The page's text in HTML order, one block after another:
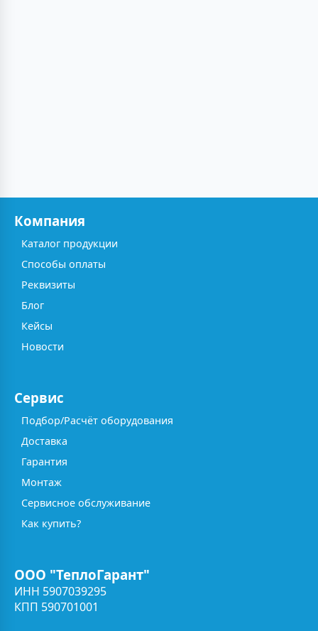
Компания
Каталог продукции
Способы оплаты
Реквизиты
Блог
Кейсы
Новости
Сервис
Подбор/Расчёт оборудования
Доставка
Гарантия
Монтаж
Сервисное обслуживание
Как купить?
ООО "ТеплоГарант"
ИНН 5907039295
КПП 590701001